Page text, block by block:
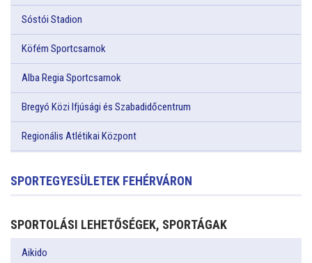
Sóstói Stadion
Köfém Sportcsarnok
Alba Regia Sportcsarnok
Bregyó Közi Ifjúsági és Szabadidőcentrum
Regionális Atlétikai Központ
SPORTEGYESÜLETEK FEHÉRVÁRON
SPORTOLÁSI LEHETŐSÉGEK, SPORTÁGAK
Aikido